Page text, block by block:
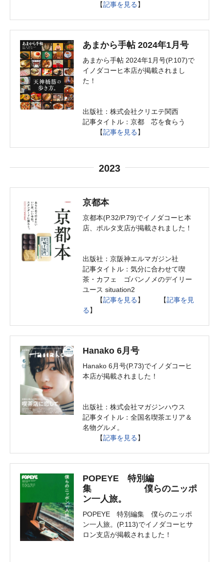
【記事を見る 】
あまから手帖 2024年1月号
あまから手帖 2024年1月号(P.107)で
イノダコーヒ本店が掲載されまし
た！
出版社：株式会社クリエテ関西
記事タイトル：京都 芯を食らう
【記事を見る 】
2023
京都本
京都本(P.32/P.79)でイノダコーヒ本
店、ポルタ支店が掲載されました！
出版社：京阪神エルマガジン社
記事タイトル：気分に合わせて喫
茶・カフェ ゴバンノメのデイリー
ユース situation2
【記事を見る 】 【記事を見
る 】
Hanako 6月号
Hanako 6月号(P.73)でイノダコーヒ
本店が掲載されました！
出版社：株式会社マガジンハウス
記事タイトル：全国名喫茶エリア＆
名物グルメ。
【記事を見る 】
POPEYE 特別編
集 僕らのニッポ
ン一人旅。
POPEYE 特別編集 僕らのニッポ
ン一人旅。(P.113)でイノダコーヒサ
ロン支店が掲載されました！